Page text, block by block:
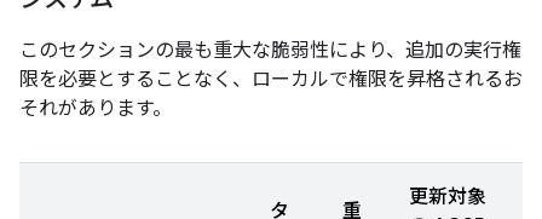
このセクションの最も重大な脆弱性により、追加の実行権
限を必要とすることなく、ローカルで権限を昇格されるお
それがあります。
タ
重
更新対象